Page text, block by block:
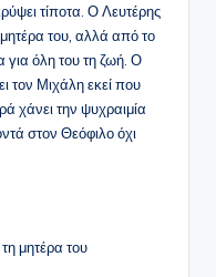
τίποτα. Ο Λευτέρης
μητέρα του, αλλά από το
για όλη του τη ζωή. Ο
τον Μιχάλη εκεί που
χάνει την ψυχραιμία
στον Θεόφιλο όχι
τη μητέρα του